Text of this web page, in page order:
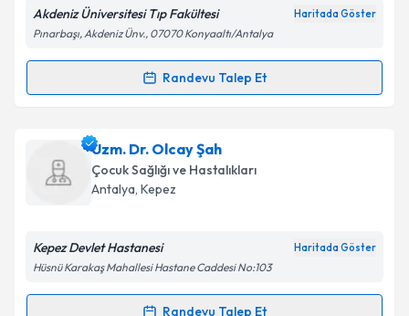
Kişisel verilerimin işlenmesine ilişkin
Metni'ni okudum ve kişisel verilerimin belirtilen
Takvim Talebini Gönder
Akdeniz Üniversitesi Tıp Fakültesi Haritada Göster
Pınarbaşı, Akdeniz Ünv., 07070 Konyaaltı/Antalya
Randevu Talep Et
Randevu Takvimi Talebi
Dr. Mustafa Koyuniçin randevu takvimi talebi
oluşturun. Size bu uzmandan randevu almanız için bir
takvim hazırlandığında e-posta ile bilgilendireceğiz.
Kişisel verilerimin işlenmesine ilişkin
Uzm. Dr. Olcay Şah
Çocuk Sağlığı ve Hastalıkları
Antalya, Kepez
Kepez Devlet Hastanesi Haritada Göster
Hüsnü Karakaş Mahallesi Hastane Caddesi No:103
Randevu Talep Et